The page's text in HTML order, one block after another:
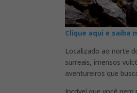
Clique aqui e saiba
Localizado ao norte
surreais, imensos
aventureiros que
Incrível que você